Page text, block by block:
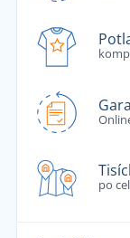
po